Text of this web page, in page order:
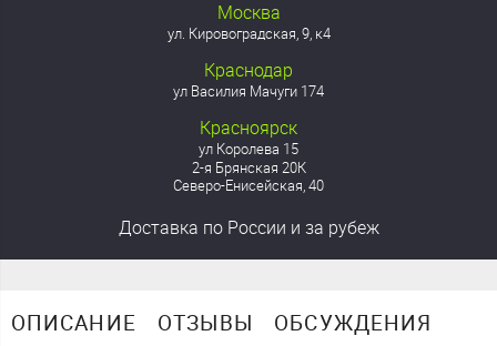
Москва
ул. Кировоградская, 9, к4
Краснодар
ул Василия Мачуги 174
Красноярск
ул Королева 15
2-я Брянская 20К
Северо-Енисейская, 40
Доставка по России и за рубеж
ОПИСАНИЕ ОТЗЫВЫ ОБСУЖДЕНИЯ